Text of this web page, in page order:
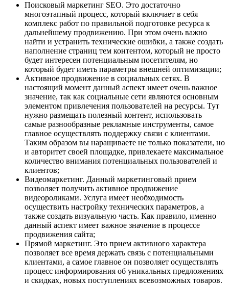
Поисковый маркетинг SEO. Это достаточно
многоэтапный процесс, который включает в себя
комплекс работ по правильной подготовке ресурса к
дальнейшему продвижению. При этом очень важно
найти и устранить технические ошибки, а также создать
наполнение страниц тем контентом, который не просто
будет интересен потенциальным посетителям, но
который будет иметь параметры внешней оптимизации;
Активное продвижение в социальных сетях. В
настоящий момент данный аспект имеет очень важное
значение, так как социальные сети являются основным
элементом привлечения пользователей на ресурсы. Тут
нужно размещать полезный контент, использовать
самые разнообразные рекламные инструменты, самое
главное осуществлять поддержку связи с клиентами.
Таким образом вы наращиваете не только показатели, но
и авторитет своей площадке, привлекаете максимальное
количество внимания потенциальных пользователей и
клиентов;
Видеомаркетинг. Данный маркетинговый прием
позволяет получить активное продвижение
видеороликами. Услуга имеет необходимость
осуществить настройку технических параметров, а
также создать визуальную часть. Как правило, именно
данный аспект имеет важное значение в процессе
продвижения сайта;
Прямой маркетинг. Это прием активного характера
позволяет все время держать связь с потенциальными
клиентами, а самое главное он позволяет осуществлять
процесс информирования об уникальных предложениях
и скидках, новых поступлениях всевозможных товаров.